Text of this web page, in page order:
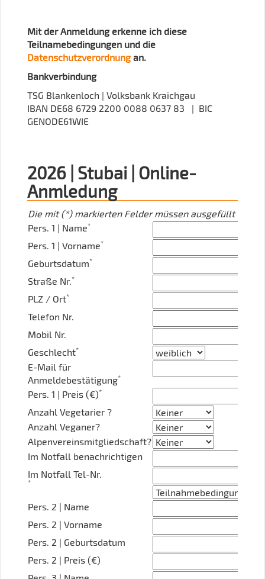
Mit der Anmeldung erkenne ich diese
Teilnamebedingungen und die
Datenschutzverordnungan.
Bankverbindung
TSG Blankenloch | Volksbank Kraichgau
IBAN DE68 6729 2200 0088 0637 83 | BIC
GENODE61WIE
2026 | Stubai | Online-
Anmledung
Die mit (*) markierten Felder müssen ausgefüllt
Pers. 1 | Name*
Pers. 1 | Vorname*
Geburtsdatum*
Straße Nr. *
PLZ / Ort*
Telefon Nr.
Mobil Nr.
Geschlecht*
E-Mail für
Anmeldebestätigung*
Pers. 1 | Preis (€)*
Anzahl Vegetarier ?
Anzahl Veganer?
Alpenvereinsmitgliedschaft?
Im Notfall benachrichtigen
Im Notfall Tel-Nr.
*
Pers. 2 | Name
Pers. 2 | Vorname
Pers. 2 | Geburtsdatum
Pers. 2 | Preis (€)